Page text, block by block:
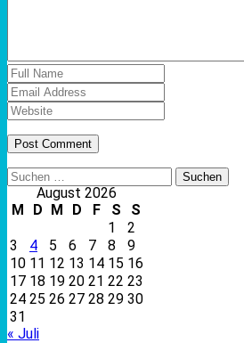
Suchen
nach:August 2026
M
D M D F S
S
1
2
3
4 5 6 7 8
9
10 11 12 13 14 15 16
17 18 19 20 21 22 23
24 25 26 27 28 29 30
31
« Juli